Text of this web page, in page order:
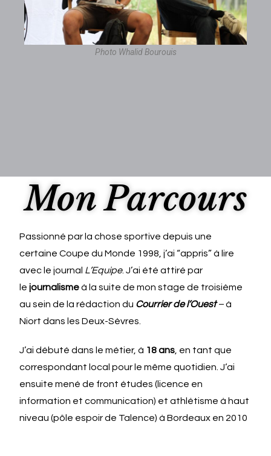
Photo Whalid Bourouis
Mon Parcours
Passionné par la chose sportive depuis une
certaine Coupe du Monde 1998, j’ai “appris” à lire
avec le journal L’Equipe. J’ai été attiré par
lejournalisme à la suite de mon stage de troisième
au sein de la rédaction du Courrier de l’Ouest–à
Niort dans les Deux-Sèvres.
J’aidébuté dans le métier, à 18 ans en tant que
correspondant local pour le même quotidien. J‘ai
ensuite mené de front études (licence en
information et communication) et athlétisme à haut
niveau (pôle espoir de Talence) à Bordeaux en 2010